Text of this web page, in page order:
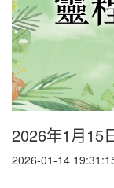
2026年1月15
2026-01-14